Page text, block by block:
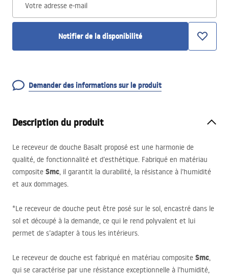
Votre adresse e-mail
Notifier de la disponibilité
Demander des informations sur le produit
Description du produit
Le receveur de douche Basalt proposé est une harmonie de
qualité, de fonctionnalité et d’esthétique. Fabriqué en matériau
composite Smc, il garantit la durabilité, la résistance à l’humidité
et aux dommages.
*Le receveur de douche peut être posé sur le sol, encastré dans le
sol et découpé à la demande, ce qui le rend polyvalent et lui
permet de s’adapter à tous les intérieurs.
Le receveur de douche est fabriqué en matériau composite Smc,
qui se caractérise par une résistance exceptionnelle à l’humidité,